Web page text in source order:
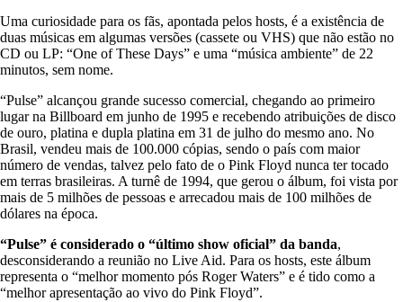
Uma curiosidade para os fãs, apontada pelos hosts, é a existência de
duas músicas em algumas versões (cassete ou VHS) que não estão no
CD ou LP: “One of These Days” e uma “música ambiente” de 22
minutos, sem nome.
“Pulse” alcançou grande sucesso comercial, chegando ao primeiro
lugar na Billboard em junho de 1995 e recebendo atribuições de disco
de ouro, platina e dupla platina em 31 de julho do mesmo ano. No
Brasil, vendeu mais de 100.000 cópias, sendo o país com maior
número de vendas, talvez pelo fato de o Pink Floyd nunca ter tocado
em terras brasileiras. A turnê de 1994, que gerou o álbum, foi vista por
mais de 5 milhões de pessoas e arrecadou mais de 100 milhões de
dólares na época.
“Pulse” é considerado o “último show oficial” da banda,
desconsiderando a reunião no Live Aid. Para os hosts, este álbum
representa o “melhor momento pós Roger Waters” e é tido como a
“melhor apresentação ao vivo do Pink Floyd”.